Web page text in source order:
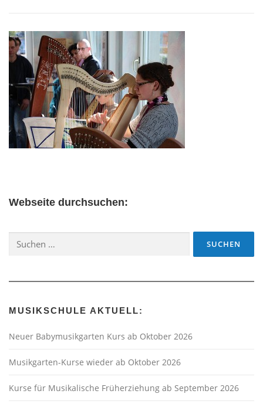
Webseite durchsuchen:
nach:
MUSIKSCHULE AKTUELL:
Neuer Babymusikgarten Kurs ab Oktober 2026
Musikgarten-Kurse wieder ab Oktober 2026
Kurse für Musikalische Früherziehung ab September 2026